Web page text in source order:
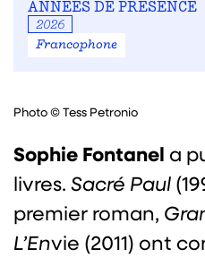
ANNÉES DE PRÉSENCE
2026
Francophone
Photo © Tess Petronio
Sophie Fontanel a
livres. Sacré Paul
premier roman,
L’Envie (2011) ont